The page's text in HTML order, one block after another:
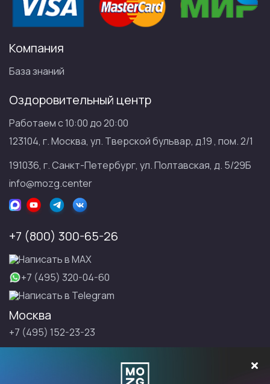
Компания
База знаний
Оздоровительный центр
Работаем с 10:00 до 20:00
123104, г. Москва, ул. Тверской бульвар, д.19 , пом. 2/1
191036, г. Санкт-Петербург, ул. Полтавская, д. 5/29Б
info@mozg.center
+7 (800) 300-65-26
Написать в МАХ
+7 (495) 320-04-60
Написать в Telegram
Москва
+7 (495) 152-23-23
Санкт-Петербург